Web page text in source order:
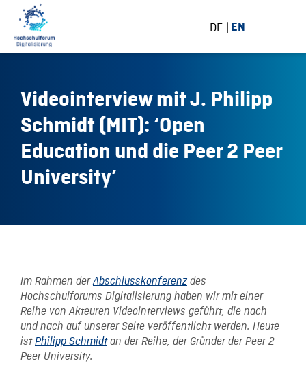
DE EN
Videointerview mit J. Philipp
Schmidt (MIT): ‘Open
Education und die Peer 2 Peer
University’
Im Rahmen derAbschlusskonferenz des
Hochschulforums Digitalisierung haben wir mit einer
Reihe von Akteuren Videointerviews geführt, die nach
und nach auf unserer Seite veröffentlicht werden. Heute
istPhilipp Schmidtan der Reihe, der Gründer der Peer 2
Peer University.